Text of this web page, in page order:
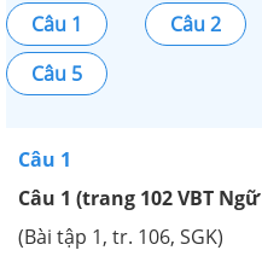
Câu 1 Câu 2
Câu 5
Câu 1
Câu 1 (trang 102 VBT
(Bài tập 1, tr. 106, SGK)